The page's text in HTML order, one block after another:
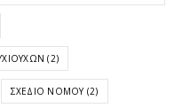
(2)
ΣΧΈΔΙΟ ΝΌΜΟΥ (2)